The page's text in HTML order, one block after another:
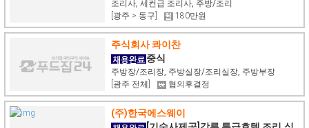
집합니다.
조리사, 세컨급 조리사, 주방/조리
[광주 > 동구]
180만원
주식회사 콰이찬
중식
주방장/조리장, 주방실장/조리실장, 주방부장
[광주 전체]
협의후결정
(주)한국에스웨이